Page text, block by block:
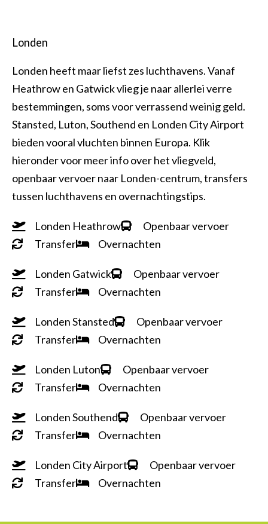
Londen
Londen heeft maar liefst zes luchthavens. Vanaf
Heathrow en Gatwick vlieg je naar allerlei verre
bestemmingen, soms voor verrassend weinig geld.
Stansted, Luton, Southend en Londen City Airport
bieden vooral vluchten binnen Europa. Klik
hieronder voor meer info over het vliegveld,
openbaar vervoer naar Londen-centrum, transfers
tussen luchthavens en overnachtingstips.
Londen Heathrow
Openbaar vervoer
Transfer
Overnachten
Londen Gatwick
Openbaar vervoer
Transfer
Overnachten
Londen Stansted
Openbaar vervoer
Transfer
Overnachten
Londen Luton
Openbaar vervoer
Transfer
Overnachten
Londen Southend
Openbaar vervoer
Transfer
Overnachten
Londen City Airport
Openbaar vervoer
Transfer
Overnachten